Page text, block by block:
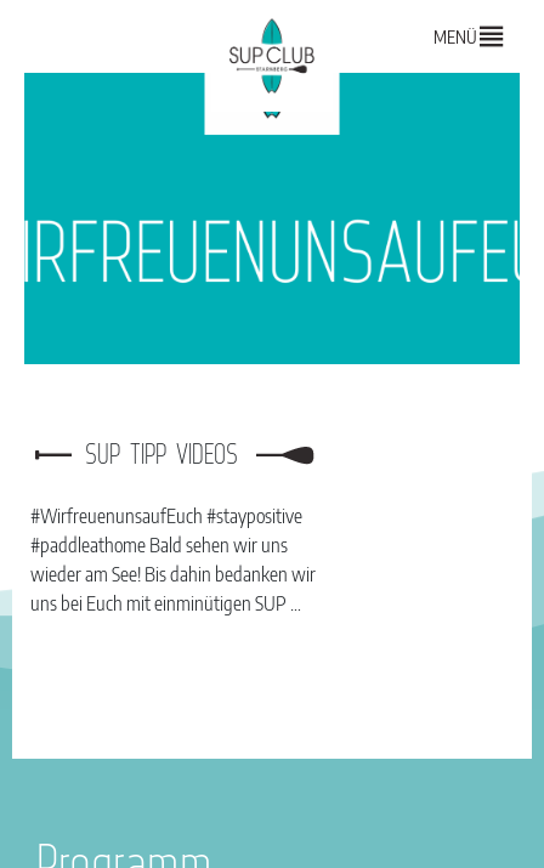
MENÜ
SUP TIPP VIDEOS
#WirfreuenunsaufEuch #staypositive
#paddleathome Bald sehen wir uns
wieder am See! Bis dahin bedanken wir
uns bei Euch mit einminütigen SUP …